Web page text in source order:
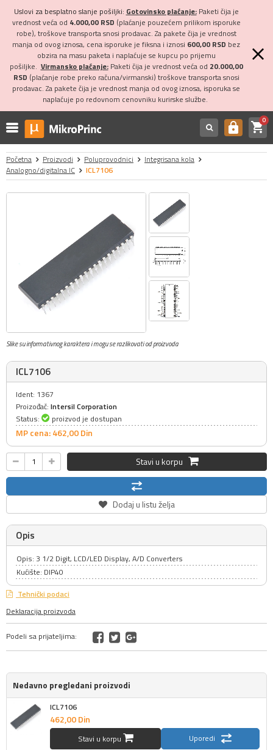
Uslovi za besplatno slanje pošiljki: Gotovinsko plaćanje:Paketi čija je
vrednost veća od 4.000,00 RSD (plaćanje pouzećem prilikom isporuke
robe), troškove transporta snosi prodavac. Za pakete čija je vrednost
manja od ovog iznosa, cena isporuke je fiksna i iznosi 600,00 RSD bez
obzira na masu paketa i naplaćuje se kupcu po prijemu
pošiljke. Virmansko plaćanje:Paketi čija je vrednost veća od 20.000,00
RSD (plaćanje robe preko računa/virmanski) troškove transporta snosi
prodavac. Za pakete čija je vrednost manja od ovog iznosa, isporuka se
naplaćuje po redovnom cenovniku kurirske službe.
https shopping_cart0
Početna Proizvodi Poluprovodnici
Integrisana kola
Analogno/digitalna IC
ICL7106
Slike su informativnog karaktera i mogu se razlikovati od proizvoda
ICL7106
Ident: 1367
Proizođač: Intersil Corporation
Status:
proizvod je dostupan
MP cena: 462,00Din
Stavi u korpu
Dodaj u listu želja
Opis
Opis: 3 1/2 Digit, LCD/LED Display, A/D Converters
Kućište: DIP40
Tehnički podaci
Deklaracija proizvoda
Podeli sa prijateljima:
Nedavno pregledani proizvodi
ICL7106
462,00Din
Stavi u korpu Uporedi